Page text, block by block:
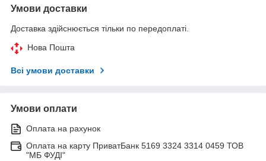
Умови доставки
Доставка здійснюється тільки по передоплаті.
Нова Пошта
Всі умови доставки
Умови оплати
Оплата на рахунок
Оплата на карту ПриватБанк 5169 3324 3314 0459 ТОВ
"МБ ФУДІ"